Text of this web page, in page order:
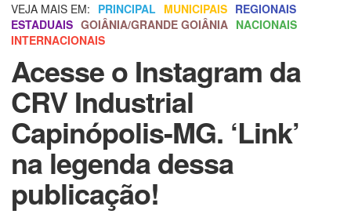
VEJA MAIS EM: PRINCIPAL MUNICIPAIS REGIONAIS
ESTADUAIS GOIÂNIA/GRANDE GOIÂNIA NACIONAIS
INTERNACIONAIS
Acesse o Instagram da
CRV Industrial
Capinópolis-MG. ‘Link’
na legenda dessa
publicação!